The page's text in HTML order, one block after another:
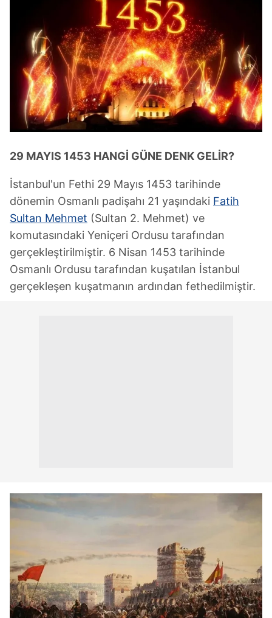
29 MAYIS 1453 HANGİ GÜNE DENK GELİR?
İstanbul'un Fethi 29 Mayıs 1453 tarihinde
dönemin Osmanlı padişahı 21 yaşındaki Fatih
Sultan Mehmet (Sultan 2. Mehmet) ve
komutasındaki Yeniçeri Ordusu tarafından
gerçekleştirilmiştir. 6 Nisan 1453 tarihinde
Osmanlı Ordusu tarafından kuşatılan İstanbul
gerçekleşen kuşatmanın ardından fethedilmiştir.